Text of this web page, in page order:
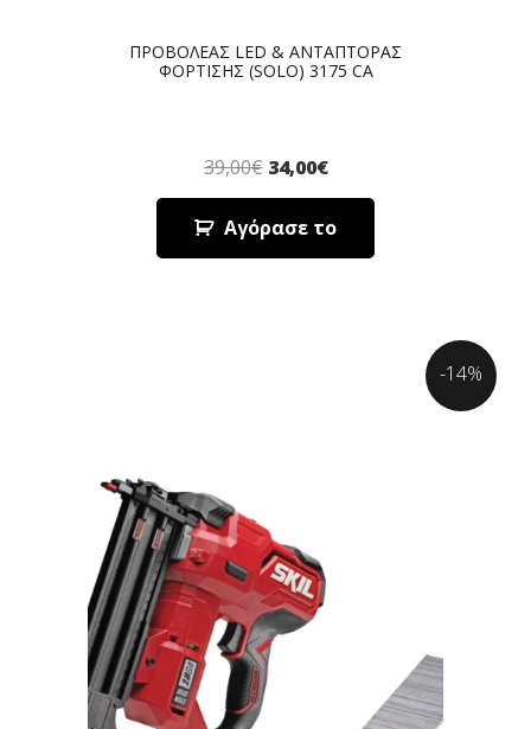
ΠΡΟΒΟΛΕΑΣ LED & ΑΝΤΑΠΤΟΡΑΣ
ΦΟΡΤΙΣΗΣ (SOLO) 3175 CA
39,00€ 34,00€
Αγόρασε το
-14%